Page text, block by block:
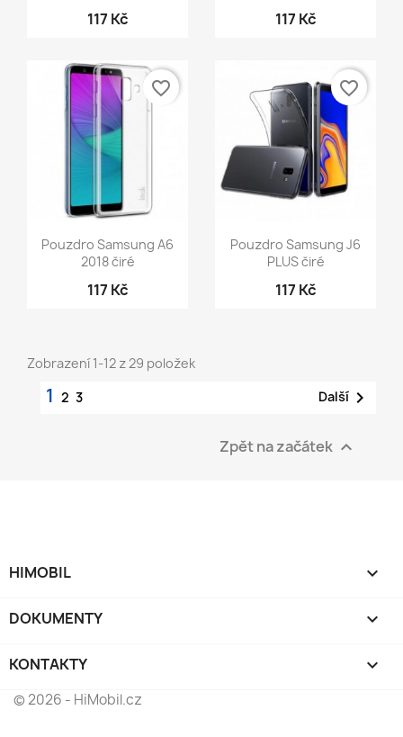
117 Kč 117 Kč
Rychlý náhled
Pouzdro Samsung A6
2018 čiré
117 Kč
favorite_border
Rychlý náhled
Pouzdro Samsung J6
PLUS čiré
117 Kč
favorite_border
Zobrazení 1-12 z 29 položek
1 2 3 Další 
Zpět na začátek 
HIMOBIL 
DOKUMENTY 
KONTAKTY keyboard_arrow_down
© 2026 - HiMobil.cz